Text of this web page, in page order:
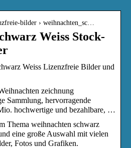
bilder › weihnachten_sc…
Weiss Stock-
Weiss Lizenzfreie Bilder und
zeichnung
Sammlung, hervorragende
hochwertige und bezahlbare, …
Thema weihnachten schwarz
eine große Auswahl mit vielen
Fotos und Grafiken.